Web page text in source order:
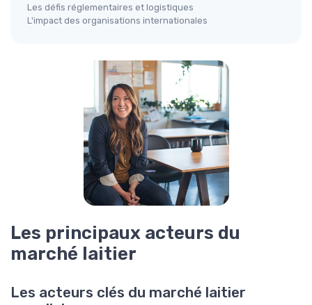
Les défis réglementaires et logistiques
L'impact des organisations internationales
Les principaux acteurs du
marché laitier
Les acteurs clés du marché laitier